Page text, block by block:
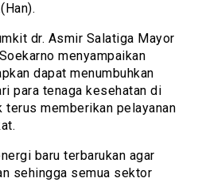
dr. Asmir Salatiga Mayor
menyampaikan
dapat menumbuhkan
para tenaga kesehatan di
terus memberikan pelayanan
baru terbarukan agar
sehingga semua sektor